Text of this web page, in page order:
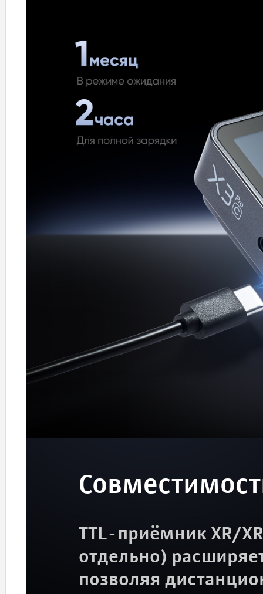
TTL-приёмник XR/
отдельно)
позволяя